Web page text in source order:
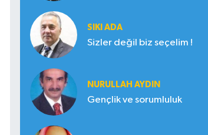
SIKI ADA
Sizler değil biz seçelim !
NURULLAH AYDIN
Gençlik ve sorumluluk